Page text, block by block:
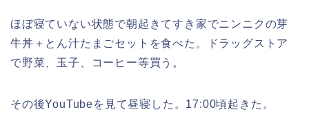
ほぼ寝ていない状態で朝起きてすき家でニンニクの芽
牛丼＋とん汁たまごセットを食べた。ドラッグストア
で野菜、玉子、コーヒー等買う。
その後YouTubeを見て昼寝した。17:00頃起きた。